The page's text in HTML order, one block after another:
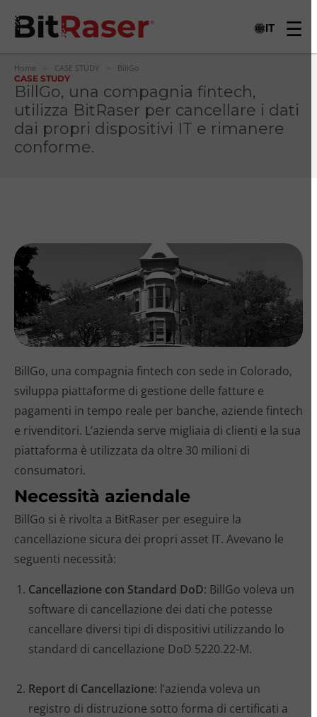
IT
Home CASE STUDY
BillGo
CASE STUDY
BillGo, una compagnia fintech,
utilizza BitRaser per cancellare i dati
dai propri dispositivi IT e rimanere
conforme.
BillGo, una compagnia fintech con sede in Colorado,
sviluppa piattaforme di gestione delle fatture e
pagamenti in tempo reale per banche, aziende fintech
e rivenditori. L’azienda serve migliaia di clienti e la sua
piattaforma è utilizzata da oltre 30 milioni di
consumatori.
Necessità aziendale
BillGo si è rivolta a BitRaser per eseguire la
cancellazione sicura dei propri asset IT. Avevano le
seguenti necessità:
Cancellazione con Standard DoD: BillGo voleva un
software di cancellazione dei dati che potesse
cancellare diversi tipi di dispositivi utilizzando lo
standard di cancellazione DoD 5220.22-M.
Report di Cancellazione: l’azienda voleva un
registro di distruzione sotto forma di certificati a